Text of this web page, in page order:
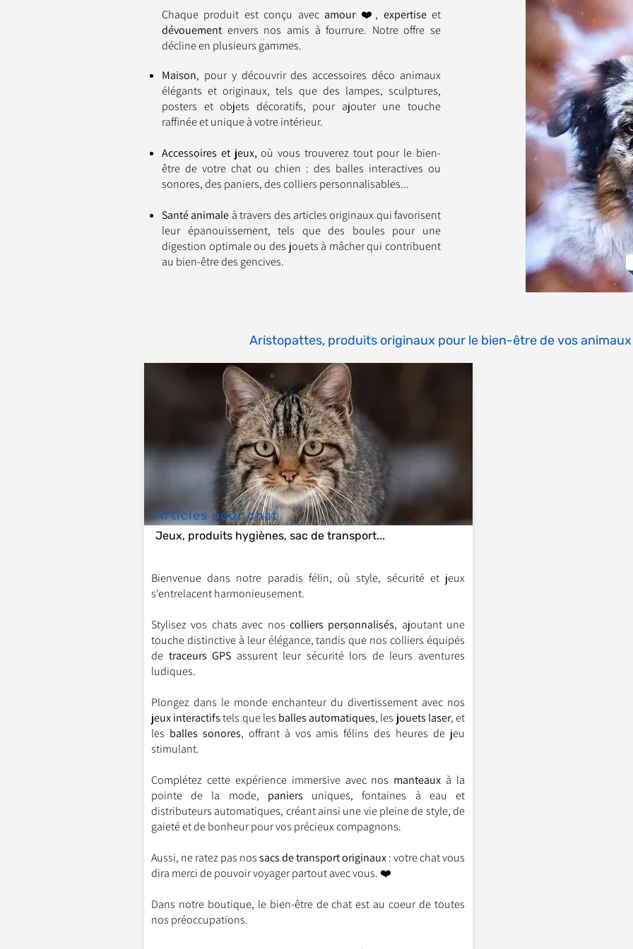
Chaque produit est conçu avec amour❤️, expertiseet
dévouement envers nos amis à fourrure. Notre offre se
décline en plusieurs gammes.
Maison, pour y découvrir des accessoires déco animaux
élégants et originaux, tels que des lampes, sculptures,
posters et objets décoratifs, pour ajouter une touche
raffinée et unique à votre intérieur.
Accessoires et jeux,où vous trouverez tout pour le bien-
être de votre chat ou chien : des balles interactives ou
sonores, des paniers, des colliers personnalisables...
Santé animale à travers des articles originaux qui favorisent
leur épanouissement, tels que des boules pour une
digestion optimale ou des jouets à mâcher qui contribuent
au bien-être des gencives.
Aristopattes, produits originaux pour le bien-être de vos animaux
Jeux, produits hygiènes, sac de transport...
Articles pour chat
Bienvenue dans notre paradis félin, où style, sécurité et jeux
s'entrelacent harmonieusement.
Stylisez vos chats avec nos colliers personnalisés, ajoutant une
touche distinctive à leur élégance, tandis que nos colliers équipés
de traceurs GPS assurent leur sécurité lors de leurs aventures
ludiques.
Plongez dans le monde enchanteur du divertissement avec nos
jeux interactifstels que les balles automatiques, les jouets laser, et
les balles sonores, offrant à vos amis félins des heures de jeu
stimulant.
Complétez cette expérience immersive avec nos manteaux à la
pointe de la mode, paniers uniques, fontaines à eau et
distributeurs automatiques, créant ainsi une vie pleine de style, de
gaieté et de bonheur pour vos précieux compagnons.
Aussi, ne ratez pas nossacs de transport originaux: votre chat vous
dira merci de pouvoir voyager partout avec vous. ❤️
Dans notre boutique, le bien-être de chat est au coeur de toutes
nos préoccupations.